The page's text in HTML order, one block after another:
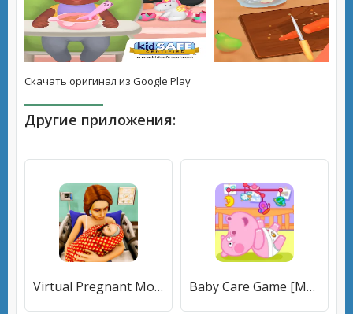
Скачать оригинал из Google Play
Другие приложения:
Virtual Pregnant Mom Baby Care (Виртуальная беременная мама Уход за младенцем) [МОД Меню] APK Android Baby Care Game [МОД Premium] APK Android